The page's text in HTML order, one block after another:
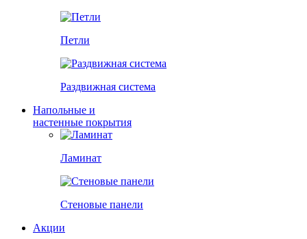
Петли
Раздвижная система
Напольные и
настенные покрытия
Ламинат
Стеновые панели
Акции